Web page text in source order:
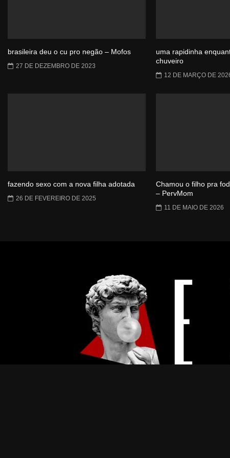
brasileira deu o cu pro negão – Mofos
27 DE DEZEMBRO DE 2023
uma rapidinha
chuveiro
12 DE MARÇO DE
fazendo sexo com a nova filha adotada
26 DE FEVEREIRO DE 2025
Chamou o filho pra
– PervMom
11 DE MAIO DE 2026